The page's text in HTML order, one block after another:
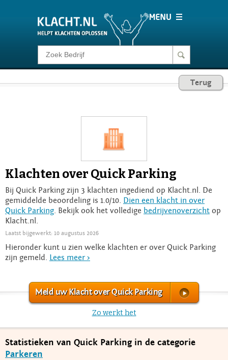
Klacht melden
Login
Terug
Klachten over Quick Parking
Bij Quick Parking zijn 3 klachten ingediend op Klacht.nl. De
gemiddelde beoordeling is 1.0/10. Dien een klacht in over
Quick Parking . Bekijk ook het volledige bedrijvenoverzicht op
Klacht.nl.
Laatst bijgewerkt: 10 augustus 2026
Hieronder kunt u zien welke klachten er over Quick Parking
zijn gemeld. Lees meer >
Meld uw Klacht over Quick Parking
Zo werkt het
Statistieken van Quick Parking in de categorie
Parkeren